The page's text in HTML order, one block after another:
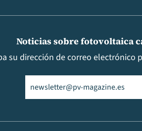
Noticias sobre fotovoltaica
su dirección de correo
(Obligatorio)